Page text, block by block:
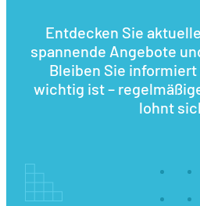
Entdecken Sie
spannende Angebote
Bleiben Sie
wichtig ist –
lohnt